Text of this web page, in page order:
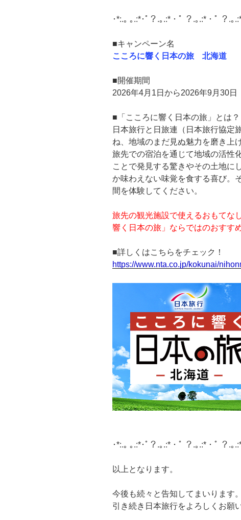
･*:.｡ ｡.:*･ﾟ？.｡.:*・ﾟ ？.｡.:*・ﾟ ？.｡
■キャンペーン名
こころに響く日本の旅 北海道
■開催期間
2026年4月1日から2026年9月30日
■「こころに響く日本の旅」とは？
日本旅行と日旅連（日本旅行協定
ね、地域のまだ見ぬ魅力を磨き上
旅先での宿泊を通じて地域の活性
ことで発見する驚きやその土地に
か味わえない味覚を食する喜び。
間を体験してください。
旅先の観光施設で使えるおもてな
響く日本の旅」ならではのおすす
■詳しくはこちらをチェック！
https://www.nta.co.jp/kokunai/
･*:.｡ ｡.:*･ﾟ？.｡.:*・ﾟ ？.｡.:*・ﾟ ？.｡
以上となります。
今後も続々と告知してまいります。
引き続き日本旅行をよろしくお願